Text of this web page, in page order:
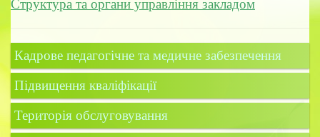
Структура та органи управління закладом
Кадрове педагогічне та медичне забезпечення
Підвищення кваліфікації
Територія обслуговування